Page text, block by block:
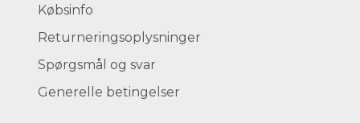
Købsinfo
Returneringsoplysninger
Spørgsmål og svar
Generelle betingelser